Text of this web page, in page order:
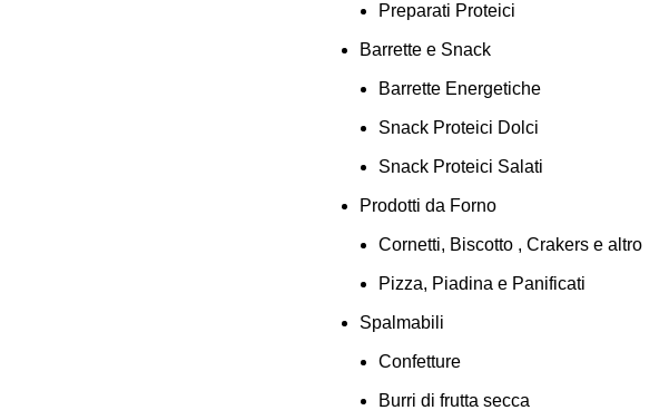
Preparati Proteici
Barrette e Snack
Barrette Energetiche
Snack Proteici Dolci
Snack Proteici Salati
Prodotti da Forno
Cornetti, Biscotto , Crakers e altro
Pizza, Piadina e Panificati
Spalmabili
Confetture
Burri di frutta secca